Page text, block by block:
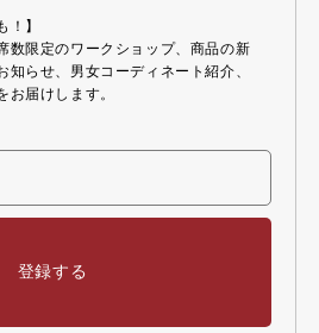
！】
数限定のワークショップ、商品の新
知らせ、男女コーディネート紹介、
お届けします。
登録する